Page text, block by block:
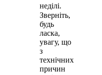
неділі.
Зверніть,
будь
ласка,
увагу, що
з
технічних
причин